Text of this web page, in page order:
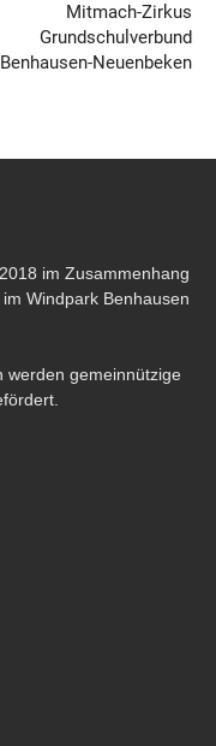
Mitmach-Zirkus
Grundschulverbund
Benhausen-Neuenbeken
im Zusammenhang
Windpark Benhausen
werden gemeinnützige